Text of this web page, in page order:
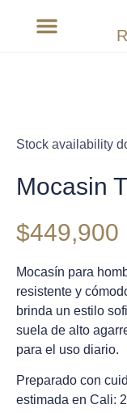
Stock availability
Mocasin
$449,900
Mocasín para
resistente y
brinda un estilo
suela de alto
para el uso diario.
Preparado con
estimada en Cali: